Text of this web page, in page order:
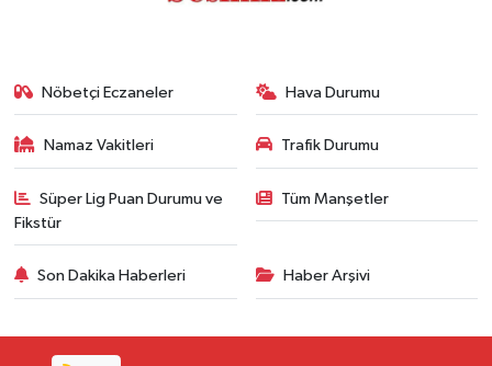
Nöbetçi Eczaneler Hava Durumu
Namaz Vakitleri Trafik Durumu
Süper Lig Puan Durumu ve
Fikstür
Tüm Manşetler
Son Dakika Haberleri Haber Arşivi